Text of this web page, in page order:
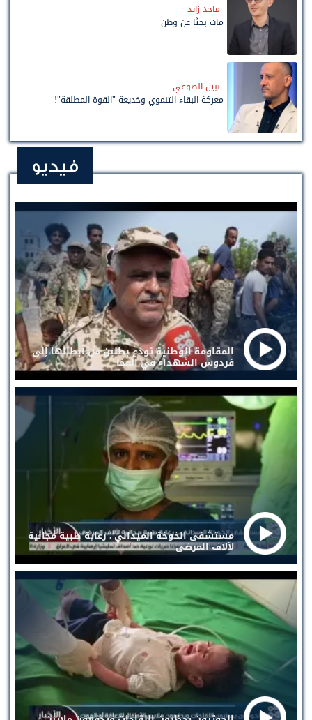
ماجد زايد
مات بحثًا عن وطن
نبيل الصوفي
معركة البقاء التنموي وخديعة "القوة المطلقة"!
فيديو
المقاومة الوطنية تودع بطلين من أبطالها إلى
فردوس الشهداء في المخا
مستشفى الخوخة الميداني . رعاية طبية مجانية
لآلاف المرضى